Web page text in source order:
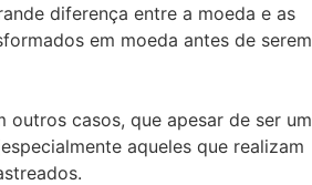
diferença entre a moeda e as
em moeda antes de serem
casos, que apesar de ser um
aqueles que realizam